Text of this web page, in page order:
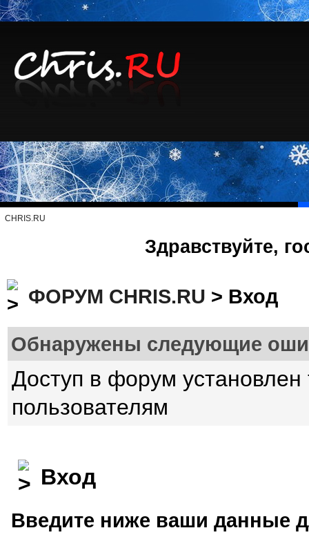
CHRIS.RU
Здравствуйте,
ФОРУМ CHRIS.RU > Вход
Обнаружены следующие
Доступ в форум
пользователям
Вход
Введите ниже ваши данные